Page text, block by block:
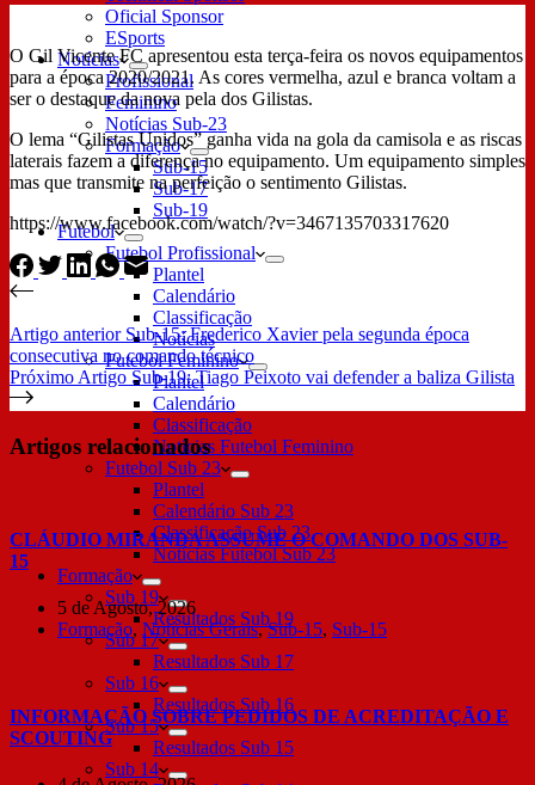
Oficial Sponsor
ESports
Notícias
Profissional
Feminino
Notícias Sub-23
Formação
Sub-15
Sub-17
Sub-19
Futebol
Futebol Profissional
Plantel
Calendário
Classificação
Notícias
Futebol Feminino
Plantel
Calendário
Classificação
Notícias Futebol Feminino
Futebol Sub 23
Plantel
Calendário Sub 23
Classificação Sub 23
Notícias Futebol Sub 23
Formação
Sub 19
Resultados Sub 19
Sub 17
Resultados Sub 17
Sub 16
Resultados Sub 16
Sub 15
Resultados Sub 15
Sub 14
O Gil Vicente FC apresentou esta terça-feira os novos equipamentos
para a época 2020/2021. As cores vermelha, azul e branca voltam a
ser o destaque da nova pela dos Gilistas.
O lema “Gilistas Unidos” ganha vida na gola da camisola e as riscas
laterais fazem a diferença no equipamento. Um equipamento simples
mas que transmite na perfeição o sentimento Gilistas.
https://www.facebook.com/watch/?v=3467135703317620
Artigo anterior Sub-15: Frederico Xavier pela segunda época
consecutiva no comando técnico
Próximo Artigo Sub-19: Tiago Peixoto vai defender a baliza Gilista
Artigos relacionados
CLÁUDIO MIRANDA ASSUME O COMANDO DOS SUB-
15
5 de Agosto, 2026
Formação,Notícias Gerais,Sub-15, Sub-15
INFORMAÇÃO SOBRE PEDIDOS DE ACREDITAÇÃO E
SCOUTING